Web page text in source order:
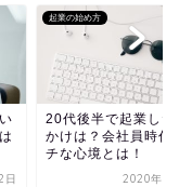
日
起業の始め方
20代後半で起業した
かけは？会社員時代
チな心境とは！
2020年10